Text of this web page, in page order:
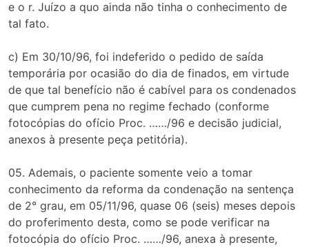
e o r. Juízo a quo ainda não tinha o conhecimento de
tal fato.
c) Em 30/10/96, foi indeferido o pedido de saída
temporária por ocasião do dia de finados, em virtude
de que tal benefício não é cabível para os condenados
que cumprem pena no regime fechado (conforme
fotocópias do ofício Proc. ……/96 e decisão judicial,
anexos à presente peça petitória).
05. Ademais, o paciente somente veio a tomar
conhecimento da reforma da condenação na sentença
de 2° grau, em 05/11/96, quase 06 (seis) meses depois
do proferimento desta, como se pode verificar na
fotocópia do ofício Proc. ……/96, anexa à presente,